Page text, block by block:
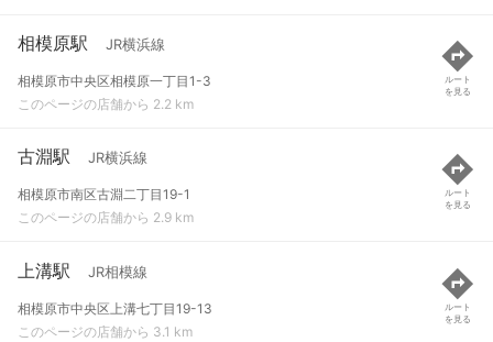
相模原駅 JR横浜線
相模原市中央区相模原一丁目1-3
このページの店舗から 2.2 km
ルート
を見る
古淵駅 JR横浜線
相模原市南区古淵二丁目19-1
このページの店舗から 2.9 km
ルート
を見る
上溝駅 JR相模線
相模原市中央区上溝七丁目19-13
このページの店舗から 3.1 km
ルート
を見る